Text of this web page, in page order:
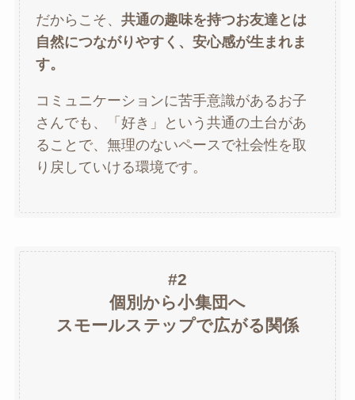
だからこそ、 共通の趣味を持つお友達とは
自然につながりやすく、安心感が生まれま
す。
コミュニケーションに苦手意識があるお子
さんでも、「好き」という共通の土台があ
ることで、無理のないペースで社会性を取
り戻していける環境です。
#2
個別から小集団へ
スモールステップで広がる関係